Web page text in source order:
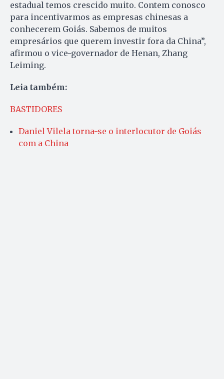
estadual temos crescido muito. Contem conosco
para incentivarmos as empresas chinesas a
conhecerem Goiás. Sabemos de muitos
empresários que querem investir fora da China”,
afirmou o vice-governador de Henan, Zhang
Leiming.
Leia também:
BASTIDORES
Daniel Vilela torna-se o interlocutor de Goiás
com a China